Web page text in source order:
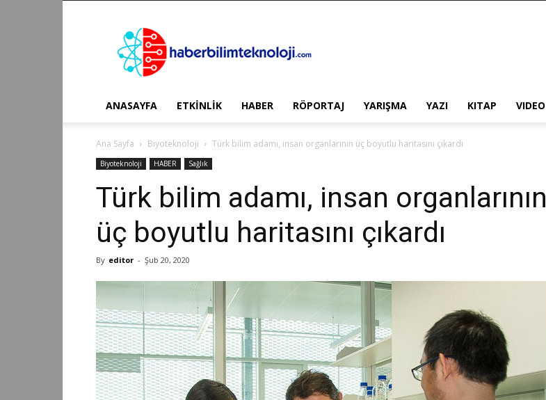
Haber
Bilim
Teknoloji
ANASAYFA ETKİNLİK HABER RÖPORTAJ YARIŞMA YAZI KITAP VIDEO
Ana Sayfa Biyoteknoloji Türk bilim adamı, insan organlarının üç boyutlu haritasını çıkardı
Biyoteknoloji HABER Sağlık
Türk bilim adamı, insan organlarının
üç boyutlu haritasını çıkardı
By editor - Şub 20, 2020